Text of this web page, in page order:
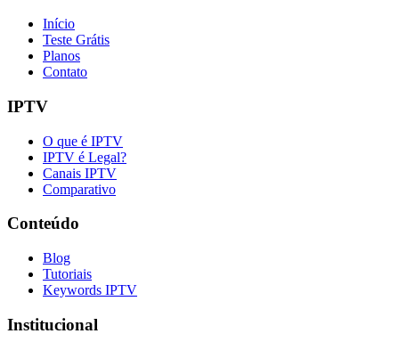
Início
Teste Grátis
Planos
Contato
IPTV
O que é IPTV
IPTV é Legal?
Canais IPTV
Comparativo
Conteúdo
Blog
Tutoriais
Keywords IPTV
Institucional